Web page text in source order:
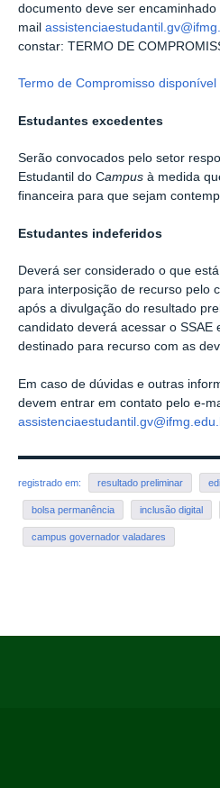
documento deve ser encaminhado
mail
constar: TERMO DE
Termo de Compromisso disponível
Estudantes excedentes
Serão convocados pelo setor
Estudantil do Campus à medida
financeira para que sejam
Estudantes indeferidos
Deverá ser considerado o que
para interposição de recurso pelo
após a divulgação do resultado
candidato deverá acessar o SSAE
destinado para recurso com as
Em caso de dúvidas e outras
devem entrar em contato pelo e-
registrado em: resultado preliminar
bolsa permanência inclusão digital
campus governador valadares